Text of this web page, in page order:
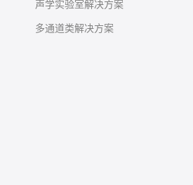
声学实验室解决方案
多通道类解决方案